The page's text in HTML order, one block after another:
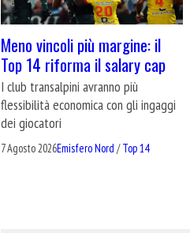
Meno vincoli più margine: il
Top 14 riforma il salary cap
I club transalpini avranno più
flessibilità economica con gli ingaggi
dei giocatori
7 Agosto 2026Emisfero Nord /Top 14